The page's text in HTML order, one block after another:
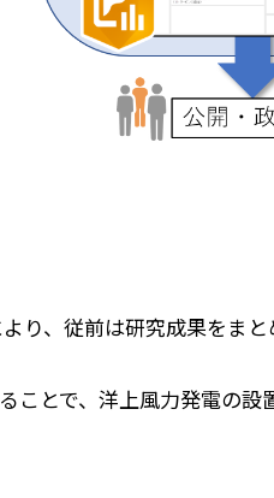
り、従前は研究成果をま
とで、洋上風力発電の設